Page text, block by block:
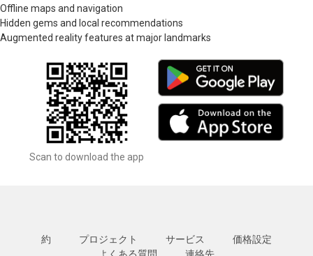
Offline maps and navigation
Hidden gems and local recommendations
Augmented reality features at major landmarks
Scan to download the app
約 プロジェクト サービス
価格設定